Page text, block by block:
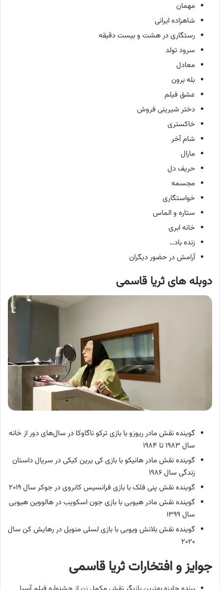
مهمان
شاهزاده ایرانی
رستگاری در هشت و بیست دقیقه
سرود تولد
معادل
بله برون
عشق فیلم
دختر شیرینی فروش
خاکستری
شام آخر
مارال
حریف دل
مجسمه
خواستگاری
ستاره و الماس
خانه ابری
زنده باد…
آرامش در حضور دیگران
دوبله های ثریا قاسمی
گوینده نقش مادر ریوزو با بازی ترکو ناگاوکا در سال‌های دور از خانه
سال ۱۹۸۳ تا ۱۹۸۴
گوینده نقش مادر هانیکو با بازی کی یرین کیکی در سریال داستان
زندگی سال ۱۹۸۶
گوینده نقش پنی فلک با بازی فرانسیس کانروی در جوکر سال ۲۰۱۹
گوینده نقش مادر هیوبی با بازی جون اسکویب در هالووین هیوبی
سال ۱۳۹۹
گوینده نقش بلانش ویوبی با بازی لسلی منویل در رهایش کن سال
۲۰۲۰
جوایز و افتخارات ثریا قاسمی